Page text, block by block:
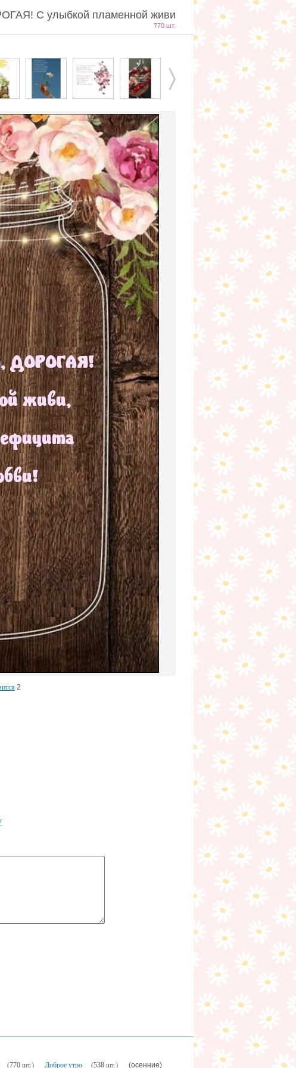
С улыбкой пламенной живи
770 шт.
2
(770 шт.) Доброе утро (538 шт.) (осенние)